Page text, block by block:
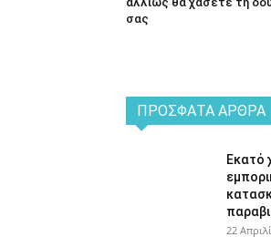
σας
ΠΡΌΣΦΑΤΑ ΆΡΘΡΑ
Εκατό
22